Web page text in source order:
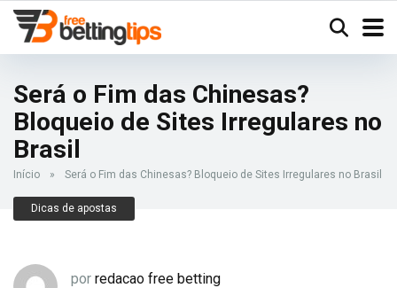
Será o Fim das Chinesas?
Bloqueio de Sites Irregulares no
Brasil
Início » Será o Fim das Chinesas? Bloqueio de Sites Irregulares no Brasil
Dicas de apostas
por redacao free betting